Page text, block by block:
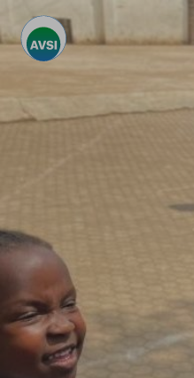
Centro
I cookie e altre tecnologie
fondamentale del
L’obiettivo principale dei
navigazione più comoda ed
migliorare i nostri servizi e
cookie vengono utilizzati
interessante per l’utente
terzi. Qui sono disponibili
utilizziamo e sarà possibile
le proprie preferenze, salvo